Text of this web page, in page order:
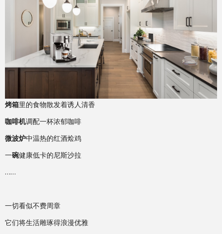
烤箱里的食物散发着诱人清香
咖啡机调配一杯浓郁咖啡
微波炉中温热的红酒烩鸡
一碗健康低卡的尼斯沙拉
……
一切看似不费周章
它们将生活雕琢得浪漫优雅